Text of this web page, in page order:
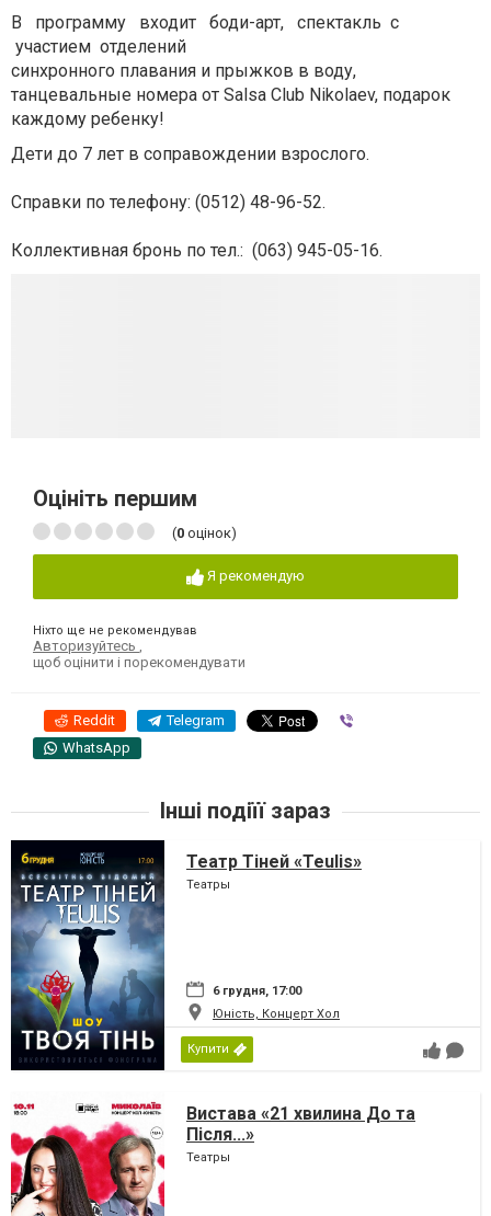
В программу входит боди-арт, спектакль с
участием отделений
синхронного плавания и прыжков в воду,
танцевальные номера от Salsa Club Nikolaev, подарок
каждому ребенку!
Дети до 7 лет в соправождении взрослого.
Справки по телефону: (0512) 48-96-52.
Коллективная бронь по тел.: (063) 945-05-16.
Оцініть першим
(0 оцінок)
Я рекомендую
Ніхто ще не рекомендував
Авторизуйтесь
щоб оцінити і порекомендувати
Reddit Telegram
WhatsApp
Інші подіїї зараз
Театр Тіней «Teulis»
Театры
6 грудня, 17:00
Юність, Концерт Хол
Купити
Вистава «21 хвилина До та
Після...»
Театры